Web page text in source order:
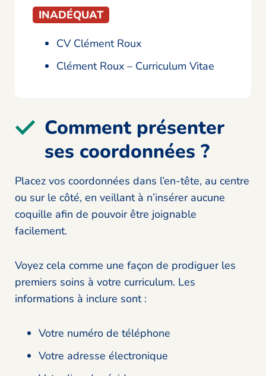
INADÉQUAT
CV Clément Roux
Clément Roux – Curriculum Vitae
Comment présenter
ses coordonnées ?
Placez vos coordonnées dans l’en-tête, au centre
ou sur le côté, en veillant à n’insérer aucune
coquille afin de pouvoir être joignable
facilement.
Voyez cela comme une façon de prodiguer les
premiers soins à votre curriculum. Les
informations à inclure sont :
Votre numéro de téléphone
Votre adresse électronique